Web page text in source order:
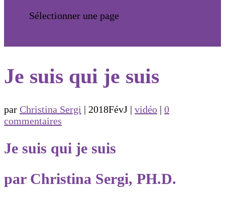
Sélectionner une page
Je suis qui je suis
par Christina Sergi | 2018FévJ | vidéo | 0
commentaires
Je suis qui je suis
par Christina Sergi, PH.D.